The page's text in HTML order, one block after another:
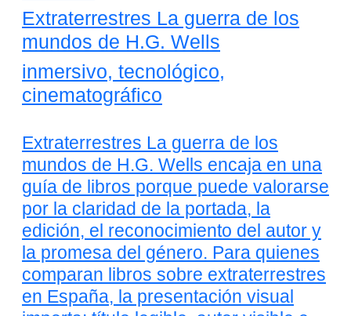
Extraterrestres La guerra de los
mundos de H.G. Wells
inmersivo, tecnológico,
cinematográfico
Extraterrestres La guerra de los
mundos de H.G. Wells encaja en una
guía de libros porque puede valorarse
por la claridad de la portada, la
edición, el reconocimiento del autor y
la promesa del género. Para quienes
comparan libros sobre extraterrestres
en España, la presentación visual